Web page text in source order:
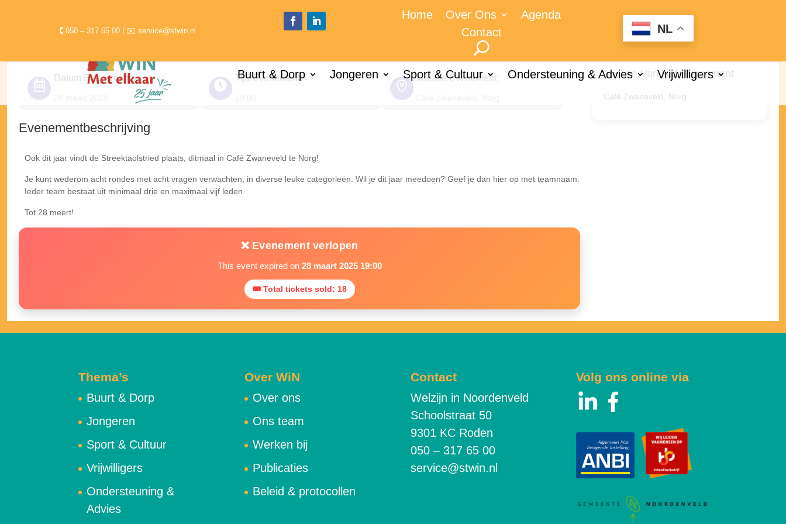
Buurt & Dorp Jongeren Sport & Cultuur Ondersteuning & Advies Vrijwilligers
🕻 050 – 317 65 00 | ✉ service@stwin.nl
Home Over Ons
Agenda
Contact
NL
Streektaolstried 28 maart 2025
Datum Evenement: Tijd Evenement: Locatie Evenement:
Evenementbeschrijving
Ook dit jaar vindt de Streektaolstried plaats, ditmaal in Café Zwaneveld te Norg!
Je kunt wederom acht rondes met acht vragen verwachten, in diverse leuke categorieën. Wil je dit jaar meedoen? Geef je dan hier op met teamnaam.
Ieder team bestaat uit minimaal drie en maximaal vijf leden.
Tot 28 meert!
❌ Evenement verlopen
This event expired on 28 maart 2025 19:00
🎟 Total tickets sold: 18
Locatie Van Het Evenement
Café Zwaneveld, Norg
Thema’s
Buurt & Dorp
Jongeren
Sport & Cultuur
Vrijwilligers
Ondersteuning &
Advies
Over WiN
Over ons
Ons team
Werken bij
Publicaties
Beleid & protocollen
Contact
Welzijn in Noordenveld
Schoolstraat 50
9301 KC Roden
050 – 317 65 00
service@stwin.nl
Volg ons online via